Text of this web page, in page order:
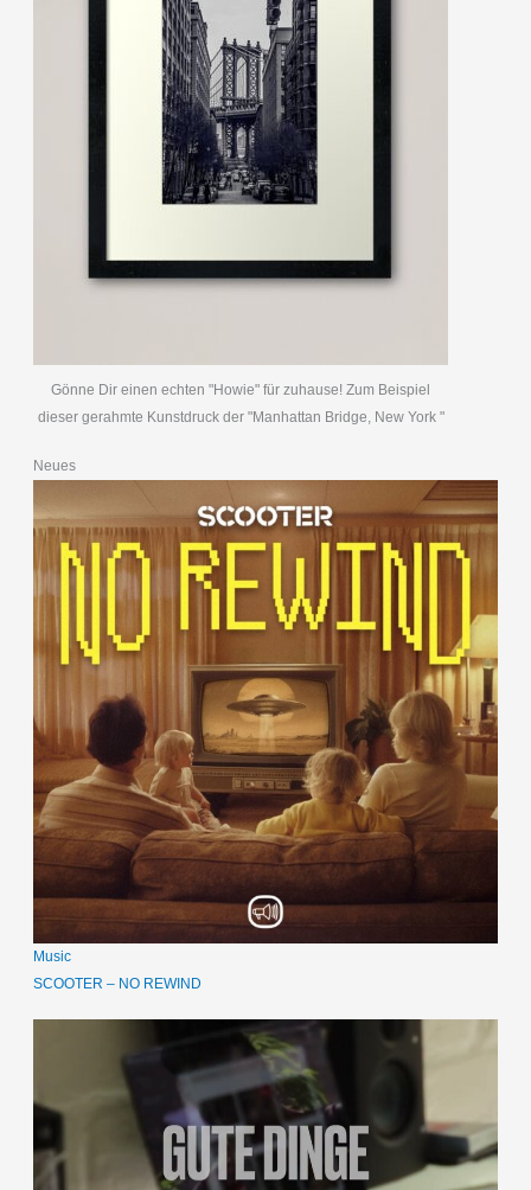
Gönne Dir einen echten "Howie" für zuhause! Zum Beispiel
dieser gerahmte Kunstdruck der "Manhattan Bridge, New York "
Neues
Music
SCOOTER – NO REWIND